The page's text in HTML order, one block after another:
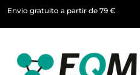
Envio gratuito a partir de 79 €